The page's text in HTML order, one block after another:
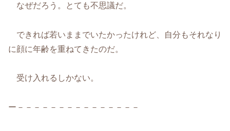
なぜだろう。とても不思議だ。
できれば若いままでいたかったけれど、自分もそれなり
に顔に年齢を重ねてきたのだ。
受け入れるしかない。
ー－－－－－－－－－－－－－－－